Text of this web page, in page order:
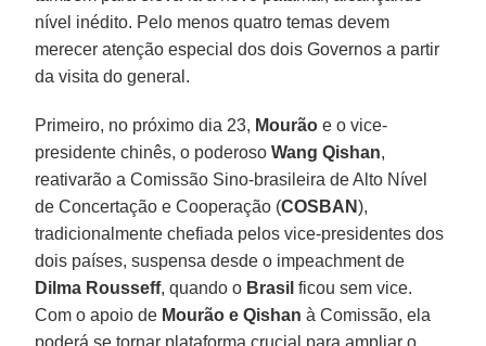
nível inédito. Pelo menos quatro temas devem
merecer atenção especial dos dois Governos a partir
da visita do general.
Primeiro, no próximo dia 23, Mourão e o vice-
presidente chinês, o poderosoWang Qishan,
reativarão a Comissão Sino-brasileira de Alto Nível
de Concertação e Cooperação (COSBAN),
tradicionalmente chefiada pelos vice-presidentes dos
dois países, suspensa desde o impeachment de
Dilma Rousseff, quando o Brasil ficou sem vice.
Com o apoio de Mourão e Qishan à Comissão, ela
poderá se tornar plataforma crucial para ampliar o